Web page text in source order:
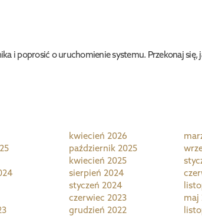
i poprosić o uruchomienie systemu. Przekonaj
kwiecień 2026
październik 2025
kwiecień 2025
sierpień 2024
styczeń 2024
czerwiec 2023 maj
grudzień 2022